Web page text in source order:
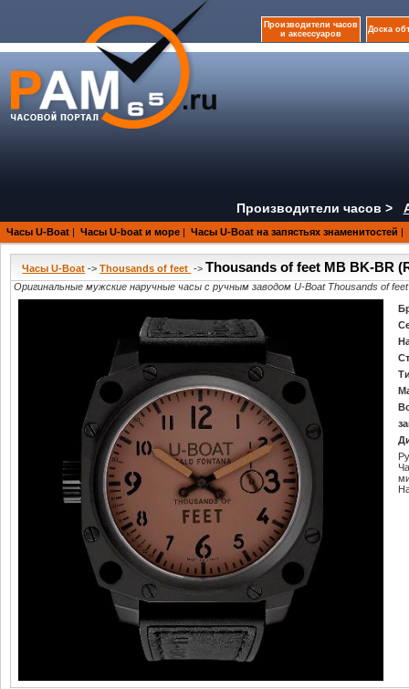
Производители часов
и аксессуаров
Доска
Производители часов >
Часы U-Boat | Часы U-boat и море | Часы U-Boat на запястьях знаменитостей |
Часы U-Boat ->Thousands of feet -> Thousands of feet MB BK-BR
Оригинальные мужские наручные часы с ручным заводом U-Boat Thousands of